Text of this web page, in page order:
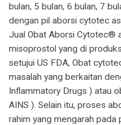
bulan, 5 bulan, 6 bulan, 7
dengan pil aborsi cytotec
​Jual Obat Aborsi Cytotec®
misoprostol yang di
setujui US FDA, Obat
masalah yang berkaitan
Inflammatory Drugs ) atau
AINS ). Selain itu, proses
rahim yang mengarah